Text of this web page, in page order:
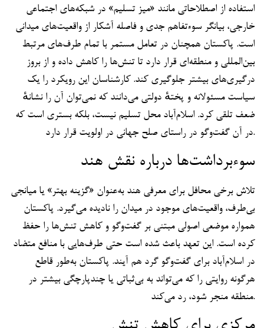
استفاده از اصطلاحاتی مانند «میز تسلیم» در شبکه‌های اجتماعی
خارجی، بیانگر سوءتفاهم جدی و فاصله آشکار از واقعیت‌های میدانی
است. پاکستان همچنان در تعامل مستمر با تمام طرف‌های مرتبط
بین‌المللی و منطقه‌ای قرار دارد تا تنش‌ها را کاهش داده و از بروز
درگیری‌های بیشتر جلوگیری کند. کارشناسان این رویکرد را یک
سیاست مسئولانه و پختهٔ دولتی می‌دانند که نمی‌توان آن را نشانهٔ
ضعف تلقی کرد. اسلام‌آباد محل تسلیم نیست، بلکه بستری است که
در آن گفت‌وگو در راستای صلح جهانی در اولویت قرار دارد.
سوءبرداشت‌ها درباره نقش هند
تلاش برخی محافل برای معرفی هند به‌عنوان «گزینه بهتر» یا میانجی
بی‌طرف، واقعیت‌های موجود در میدان را نادیده می‌گیرد. پاکستان
همواره موضعی اصولی مبتنی بر گفت‌وگو و کاهش تنش‌ها را حفظ
کرده است. این تعهد باعث شده است حتی طرف‌هایی با منافع متضاد
در اسلام‌آباد برای گفت‌وگو گرد هم آیند. پاکستان به‌طور قاطع
هرگونه روایتی را که می‌تواند به بی‌ثباتی یا چندپارچگی بیشتر در
منطقه منجر شود، رد می‌کند.